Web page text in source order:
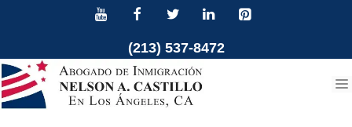
contenido
(213) 537-8472